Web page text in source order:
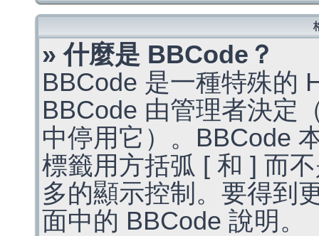
» 什麼是 BBCode？
BBCode 是一種特殊的
BBCode 由管理者決定
中停用它）。BBCode
標籤用方括弧 [ 和 ] 而
多的顯示控制。要得到
面中的 BBCode 說明。